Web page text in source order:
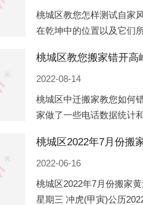
桃城区教您怎样测试自家
在乾坤中的位置以及它们
同住宅中的人，其一生中
桃城区教您搬家错开高
2022-08-14
桃城区中迁搬家教您如何
家做了一些电话数据统计
最多的，网上QQ微
2022-06-16
桃城区2022年7月份搬家
星期三 冲虎(甲寅)公历